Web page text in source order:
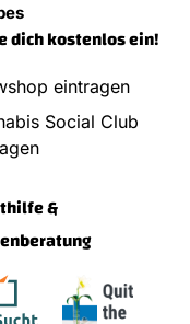
dich kostenlos ein!
eintragen
Social Club
&